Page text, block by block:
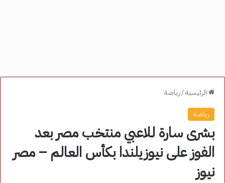
الرئيسية/رياضة
رياضة
بشرى سارة للاعبي منتخب مصر بعد
الفوز على نيوزيلندا بكأس العالم – مصر
نيوز